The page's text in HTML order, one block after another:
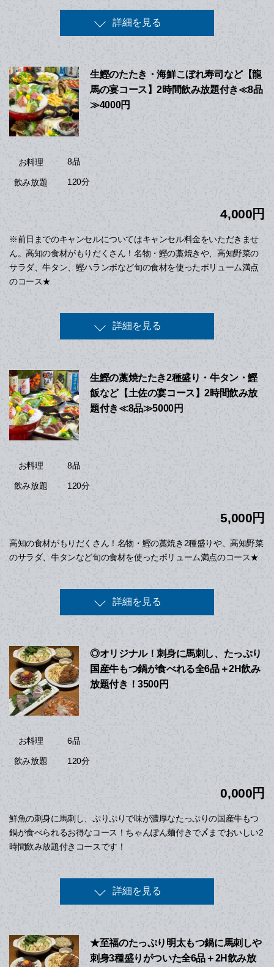
詳細を見る
生鰹のたたき・海鮮こぼれ寿司など【龍
馬の宴コース】2時間飲み放題付き≪8品
≫4000円
お料理 8品
飲み放題 120分
4,000円
※前日までのキャンセルについてはキャンセル料金をいただきませ
ん。高知の食材がもりだくさん！名物・鰹の藁焼きや、高知野菜の
サラダ、牛タン、鰹ハランボなど旬の食材を使ったボリューム満点
のコース★
詳細を見る
生鰹の藁焼たたき2種盛り・牛タン・鰹
飯など【土佐の宴コース】2時間飲み放
題付き≪8品≫5000円
お料理 8品
飲み放題 120分
5,000円
高知の食材がもりだくさん！名物・鰹の藁焼き2種盛りや、高知野菜
のサラダ、牛タンなど旬の食材を使ったボリューム満点のコース★
詳細を見る
◎オリジナル！刺身に馬刺し、たっぷり
国産牛もつ鍋が食べれる全6品＋2H飲み
放題付き！3500円
お料理 6品
飲み放題 120分
0,000円
鮮魚の刺身に馬刺し、ぷりぷりで味が濃厚なたっぷりの国産牛もつ
鍋が食べられるお得なコース！ちゃんぽん麺付きで〆までおいしい2
時間飲み放題付きコースです！
詳細を見る
★至福のたっぷり明太もつ鍋に馬刺しや
刺身3種盛りがついた全6品＋2H飲み放